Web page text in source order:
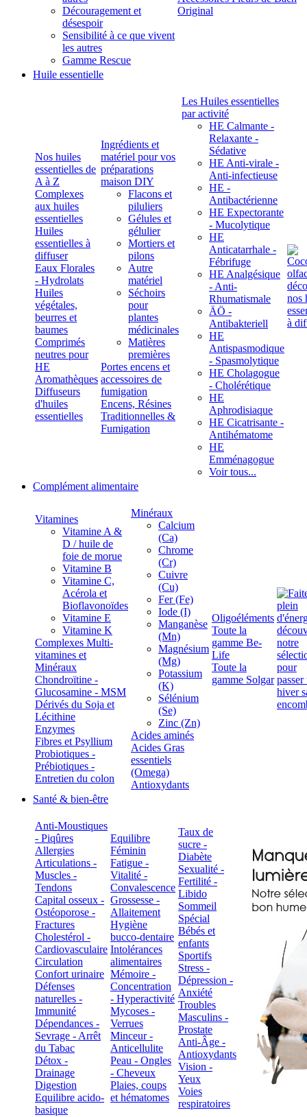
Découragement et
désespoir
Sensibilité à ce que vivent
les autres
Gamme Rescue
Original
Huile essentielle
Nos huiles
essentielles de
A à Z
Complexes
aux huiles
essentielles
Huiles
essentielles à
diffuser
Eaux Florales
- Hydrolats
Huiles
végétales,
beurres et
baumes
Comprimés
neutres pour
HE
Aromathèques
Diffuseurs
d'huiles
essentielles
Ingrédients et
matériel pour vos
préparations
maison DIY
Flacons et
piluliers
Gélules et
gélulier
Mortiers et
pilons
Autre
matériel
Séchoirs
pour
plantes
médicinales
Matières
premières
Portes encens et
accessoires de
fumigation
Encens, Résines
Traditionnelles &
Fumigation
Les Huiles essentielles
par activité
HE Calmante -
Relaxante -
Sédative
HE Anti-virale -
Anti-infectieuse
HE -
Antibactérienne
HE Expectorante
- Mucolytique
HE
Anticatarrhale -
Fébrifuge
HE Analgésique
- Anti-
Rhumatismale
ÄÖ -
Antibakteriell
HE
Antispasmodique
- Spasmolytique
HE Cholagogue
- Cholérétique
HE
Aphrodisiaque
HE Cicatrisante -
Antihématome
HE
Emménagogue
Voir tous...
Complément alimentaire
Vitamines
Vitamine A &
D / huile de
foie de morue
Vitamine B
Vitamine C,
Acérola et
Bioflavonoïdes
Vitamine E
Vitamine K
Complexes Multi-
vitamines et
Minéraux
Chondroïtine -
Glucosamine - MSM
Dérivés du Soja et
Lécithine
Enzymes
Fibres et Psyllium
Probiotiques -
Prébiotiques -
Entretien du colon
Minéraux
Calcium
(Ca)
Chrome
(Cr)
Cuivre
(Cu)
Fer (Fe)
Iode (I)
Manganèse
(Mn)
Magnésium
(Mg)
Potassium
(K)
Sélénium
(Se)
Zinc (Zn)
Acides aminés
Acides Gras
essentiels
(Omega)
Antioxydants
Oligoéléments
Toute la
gamme Be-
Life
Toute la
gamme Solgar
Santé & bien-être
Anti-Moustiques
- Piqûres
Allergies
Articulations -
Muscles -
Tendons
Capital osseux -
Ostéoporose -
Fractures
Cholestérol -
Cardiovasculaire
Circulation
Confort urinaire
Défenses
naturelles -
Immunité
Dépendances -
Sevrage - Arrêt
du Tabac
Détox -
Drainage
Digestion
Equilibre acido-
basique
Equilibre
Féminin
Fatigue -
Vitalité -
Convalescence
Grossesse -
Allaitement
Hygiène
bucco-dentaire
Intolérances
alimentaires
Mémoire -
Concentration
- Hyperactivité
Mycoses -
Verrues
Minceur -
Anticellulite
Peau - Ongles
- Cheveux
Plaies, coups
et hématomes
Taux de
sucre -
Diabète
Sexualité -
Fertilité -
Libido
Sommeil
Spécial
Bébés et
enfants
Sportifs
Stress -
Dépression -
Anxiété
Troubles
Masculins -
Prostate
Anti-Âge -
Antioxydants
Vision -
Yeux
Voies
respiratoires